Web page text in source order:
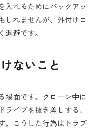
入れるためにバックアッ
しれませんが、外付けコ
避です。
ないこと
場面です。クローン中に
イブを抜き差しする、
。こうした行為はトラブ